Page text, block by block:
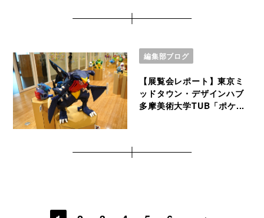
編集部ブログ
【展覧会レポート】東京ミ
ッドタウン・デザインハブ
多摩美術大学TUB「ポケ...